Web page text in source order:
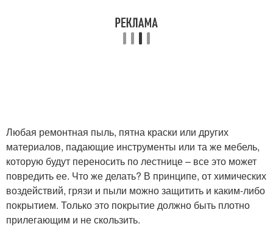
Любая ремонтная пыль, пятна краски или других
материалов, падающие инструменты или та же мебель,
которую будут переносить по лестнице – все это может
повредить ее. Что же делать? В принципе, от химических
воздействий, грязи и пыли можно защитить и каким-либо
покрытием. Только это покрытие должно быть плотно
прилегающим и не скользить.